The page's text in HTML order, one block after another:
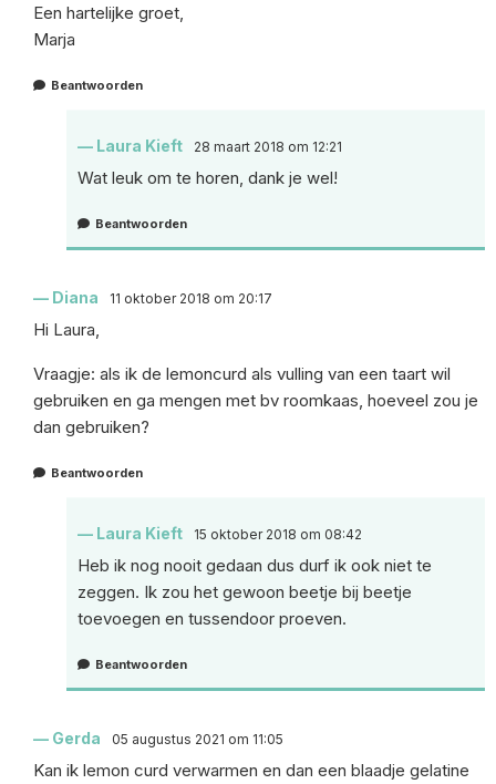
Een hartelijke groet,
Marja
Beantwoorden
Laura Kieft 28 maart 2018 om 12:21
Wat leuk om te horen, dank je wel!
Beantwoorden
Diana 11 oktober 2018 om 20:17
Hi Laura,
Vraagje: als ik de lemoncurd als vulling van een taart wil
gebruiken en ga mengen met bv roomkaas, hoeveel zou je
dan gebruiken?
Beantwoorden
Laura Kieft 15 oktober 2018 om 08:42
Heb ik nog nooit gedaan dus durf ik ook niet te
zeggen. Ik zou het gewoon beetje bij beetje
toevoegen en tussendoor proeven.
Beantwoorden
Gerda 05 augustus 2021 om 11:05
Kan ik lemon curd verwarmen en dan een blaadje gelatine